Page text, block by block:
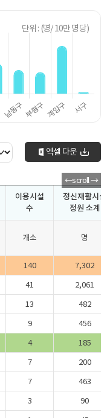
단위 : (명/ 10만 명당)
엑셀 다운
이용시설
수
정신재활시설
정원 소계
개소 명
140
7,302
41
2,061
13
482
9
456
4
185
7
200
7
463
3
90